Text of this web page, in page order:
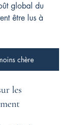
global du
être lus à
chère
les